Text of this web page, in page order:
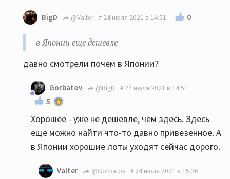
BigD @Valter 24 июля 2021 в 14:51 0
в Японии еще дешевле
давно смотрели почем в Японии?
Gorbatov @BigD 24 июля 2021 в 14:51
5
Хорошее - уже не дешевле, чем здесь. Здесь
еще можно найти что-то давно привезенное. А
в Японии хорошие лоты уходят сейчас дорого.
Valter @Gorbatov 24 июля 2021 в 15:36